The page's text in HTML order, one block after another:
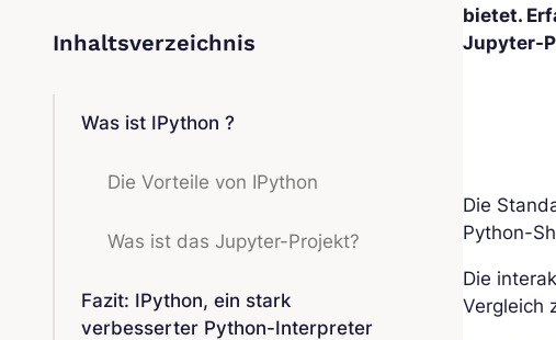
Was ist IPython ?
Die Vorteile von IPython
Was ist das Jupyter-Projekt?
Fazit: IPython, ein stark
verbesserter Python-Interpreter
bietet.
Jupyter-
Die
Python-
Die
Vergleich